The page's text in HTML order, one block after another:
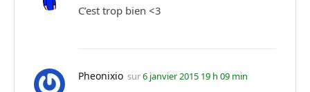
C’est trop bien <3
Pheonixio sur6 janvier 2015 19 h 09 min